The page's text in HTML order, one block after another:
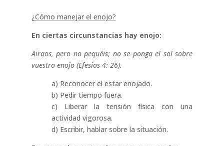
¿Cómo manejar el enojo?
En ciertas circunstancias hay enojo:
Airaos, pero no pequéis; no se ponga el sol sobre
vuestro enojo (Efesios 4: 26).
a) Reconocer el estar enojado.
b) Pedir tiempo fuera.
c) Liberar la tensión física con una
actividad vigorosa.
d) Escribir, hablar sobre la situación.